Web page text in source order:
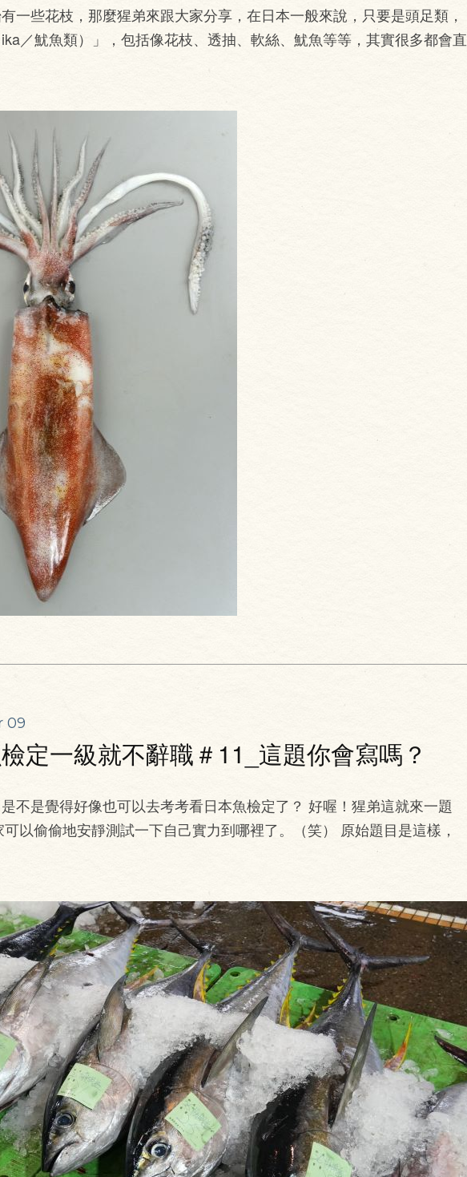
一些花枝，那麼猩弟來跟大家分享，在日本一般來說，只要是頭足類，
／魷魚類）」，包括像花枝、透抽、軟絲、魷魚等等，其實很多都會直
09
定一級就不辭職＃11_這題你會寫嗎？
不是覺得好像也可以去考考看日本魚檢定了？ 好喔！猩弟這就來一題
以偷偷地安靜測試一下自己實力到哪裡了。（笑） 原始題目是這樣，